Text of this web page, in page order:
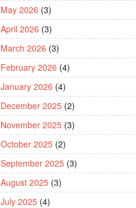
May 2026 (3)
April 2026 (3)
March 2026 (3)
February 2026 (4)
January 2026 (4)
December 2025 (2)
November 2025 (3)
October 2025 (2)
September 2025 (3)
August 2025 (3)
July 2025 (4)